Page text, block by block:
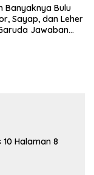
Banyaknya Bulu
Sayap, dan Leher
Jawaban
Halaman 8